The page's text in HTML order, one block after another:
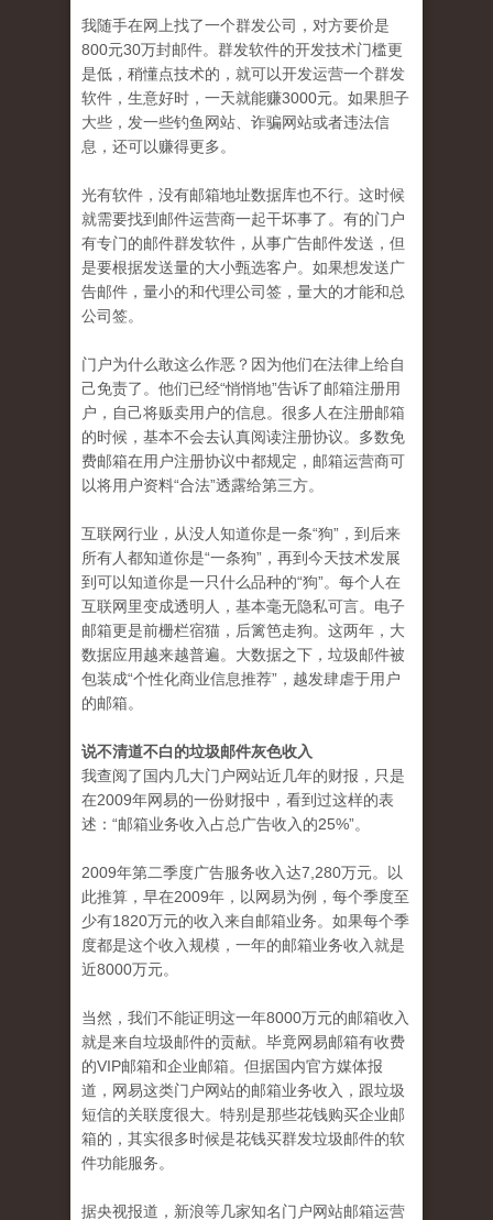
我随手在网上找了一个群发公司，对方要价是
800元30万封邮件。群发软件的开发技术门槛更
是低，稍懂点技术的，就可以开发运营一个群发
软件，生意好时，一天就能赚3000元。如果胆子
大些，发一些钓鱼网站、诈骗网站或者违法信
息，还可以赚得更多。
光有软件，没有邮箱地址数据库也不行。这时候
就需要找到邮件运营商一起干坏事了。有的门户
有专门的邮件群发软件，从事广告邮件发送，但
是要根据发送量的大小甄选客户。如果想发送广
告邮件，量小的和代理公司签，量大的才能和总
公司签。
门户为什么敢这么作恶？因为他们在法律上给自
己免责了。他们已经“悄悄地”告诉了邮箱注册用
户，自己将贩卖用户的信息。很多人在注册邮箱
的时候，基本不会去认真阅读注册协议。多数免
费邮箱在用户注册协议中都规定，邮箱运营商可
以将用户资料“合法”透露给第三方。
互联网行业，从没人知道你是一条“狗”，到后来
所有人都知道你是“一条狗”，再到今天技术发展
到可以知道你是一只什么品种的“狗”。每个人在
互联网里变成透明人，基本毫无隐私可言。电子
邮箱更是前栅栏宿猫，后篱笆走狗。这两年，大
数据应用越来越普遍。大数据之下，垃圾邮件被
包装成“个性化商业信息推荐”，越发肆虐于用户
的邮箱。
说不清道不白的垃圾邮件灰色收入
我查阅了国内几大门户网站近几年的财报，只是
在2009年网易的一份财报中，看到过这样的表
述：“邮箱业务收入占总广告收入的25%”。
2009年第二季度广告服务收入达7,280万元。以
此推算，早在2009年，以网易为例，每个季度至
少有1820万元的收入来自邮箱业务。如果每个季
度都是这个收入规模，一年的邮箱业务收入就是
近8000万元。
当然，我们不能证明这一年8000万元的邮箱收入
就是来自垃圾邮件的贡献。毕竟网易邮箱有收费
的VIP邮箱和企业邮箱。但据国内官方媒体报
道，网易这类门户网站的邮箱业务收入，跟垃圾
短信的关联度很大。特别是那些花钱购买企业邮
箱的，其实很多时候是花钱买群发垃圾邮件的软
件功能服务。
据央视报道，新浪等几家知名门户网站邮箱运营